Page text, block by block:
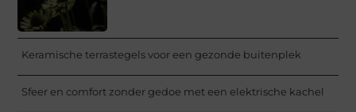
Keramische terrastegels voor een gezonde buitenplek
Sfeer en comfort zonder gedoe met een elektrische kachel